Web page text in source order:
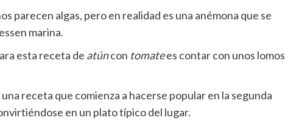
parecen algas, pero en realidad es una anémona que se
marina.
esta receta de atúncon tomatees contar con unos lomos
una receta que comienza a hacerse popular en la segunda
en un plato típico del lugar.